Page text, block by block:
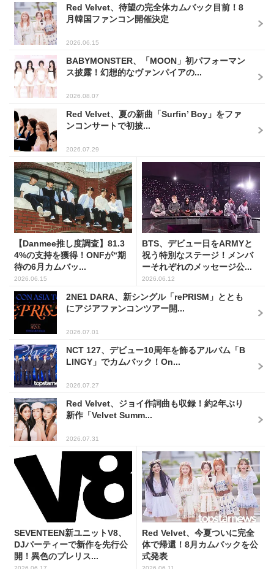
Red Velvet、待望の完全体カムバック目前！8
月韓国ファンコン開催決定
2026.06.15
BABYMONSTER、「MOON」初パフォーマン
ス披露！幻想的なヴァンパイアの...
2026.08.07
Red Velvet、夏の新曲「Surfin’ Boy」をファ
ンコンサートで初披...
2026.07.29
【Danmee推し度調査】81.3
4%の支持を獲得！ONFが“期
待の6月カムバッ...
2026.06.15
BTS、デビュー日をARMYと
祝う特別なステージ！メンバ
ーそれぞれのメッセージ公...
2026.06.12
2NE1 DARA、新シングル「rePRISM」ととも
にアジアファンコンツアー開...
2026.07.01
NCT 127、デビュー10周年を飾るアルバム「B
LINGY」でカムバック！On...
2026.07.27
Red Velvet、ジョイ作詞曲も収録！約2年ぶり
新作「Velvet Summ...
2026.07.31
SEVENTEEN新ユニットV8、
DJパーティーで新作を先行公
開！異色のプレリス...
Red Velvet、今夏ついに完全
体で帰還！8月カムバックを公
式発表